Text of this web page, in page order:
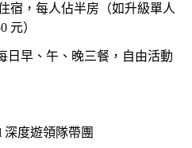
宿，每人佔半房（如升級單人
元）
日早、午、晚三餐，自由活動
深度遊領隊帶團